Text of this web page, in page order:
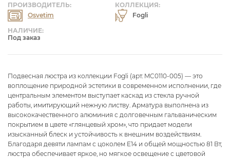
НАЛИЧИЕ:
Под заказ
КОЛЛЕКЦИЯ:
Fogli
ПРОИЗВОДИТЕЛЬ:
Osvetim
Подвесная люстра из коллекции Fogli (арт. MC0110-005) — это
воплощение природной эстетики в современном исполнении, где
центральным элементом выступает каскад из стекла ручной
работы, имитирующий нежную листву. Арматура выполнена из
высококачественного алюминия с долговечным гальваническим
покрытием в цвете «глянцевый хром», что придает модели
изысканный блеск и устойчивость к внешним воздействиям.
Благодаря девяти лампам с цоколем E14 и общей мощностью 81 Вт,
люстра обеспечивает яркое, но мягкое освещение с цветовой